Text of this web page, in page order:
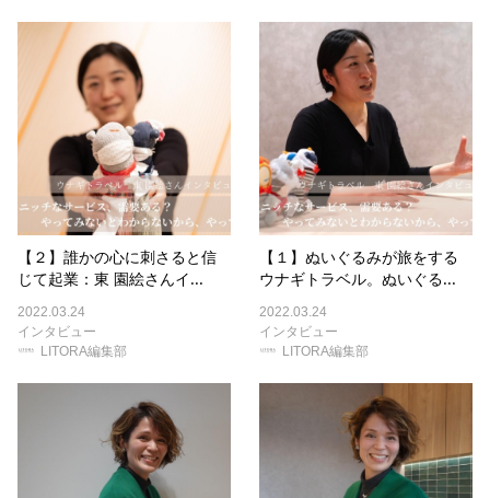
【２】誰かの心に刺さると信
じて起業：東 園絵さんイ...
2022.03.24
インタビュー
LITORA編集部
【１】ぬいぐるみが旅をする
ウナギトラベル。ぬいぐる...
2022.03.24
インタビュー
LITORA編集部